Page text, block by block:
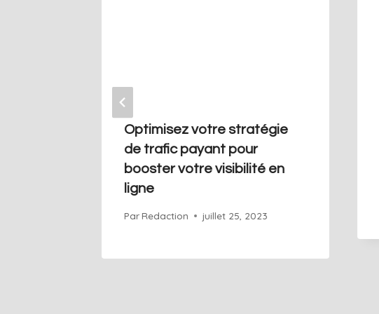
Optimisez votre stratégie
de trafic payant pour
booster votre visibilité en
ligne
Par Redaction juillet 25, 2023